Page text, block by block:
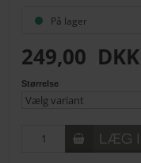
På lager
249,00 DKK
Størrelse